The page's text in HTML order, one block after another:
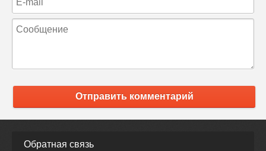
Отправить комментарий
Обратная связь